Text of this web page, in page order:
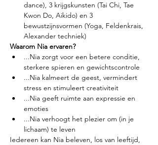
dance), 3 krijgskunsten (Tai Chi, Tae
Kwon Do, Aikido) en 3
bewustzijnsvormen (Yoga, Feldenkrais,
Alexander techniek)
Waarom Nia ervaren?
...Nia zorgt voor een betere conditie,
sterkere spieren en gewichtscontrole
...Nia kalmeert de geest, vermindert
stress en stimuleert creativiteit
...Nia geeft ruimte aan expressie en
emoties
...Nia verhoogt het plezier om (in je
lichaam) te leven
Iedereen kan Nia beleven, los van leeftijd,